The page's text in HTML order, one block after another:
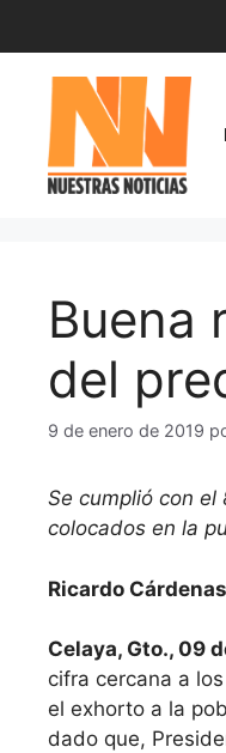
contenido
Buena
del
9 de enero de 2019
Se cumplió con
colocados en la
Ricardo Cárdenas
Celaya, Gto., 09
cifra cercana a
el exhorto a la
dado que,